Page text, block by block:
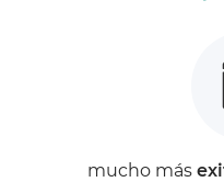
mucho más